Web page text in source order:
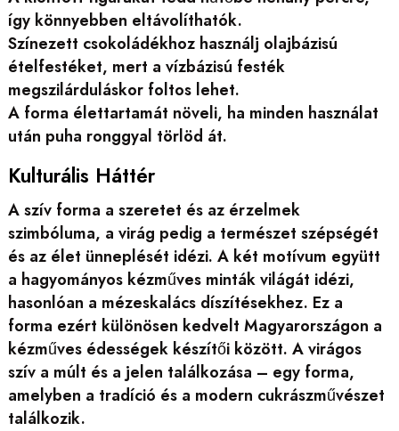
így könnyebben eltávolíthatók.
Színezett csokoládékhoz használj olajbázisú
ételfestéket, mert a vízbázisú festék
megszilárduláskor foltos lehet.
A forma élettartamát növeli, ha minden használat
után puha ronggyal törlöd át.
Kulturális Háttér
A szív forma a szeretet és az érzelmek
szimbóluma, a virág pedig a természet szépségét
és az élet ünneplését idézi. A két motívum együtt
a hagyományos kézműves minták világát idézi,
hasonlóan a mézeskalács díszítésekhez. Ez a
forma ezért különösen kedvelt Magyarországon a
kézműves édességek készítői között. A virágos
szív a múlt és a jelen találkozása – egy forma,
amelyben a tradíció és a modern cukrászművészet
találkozik.